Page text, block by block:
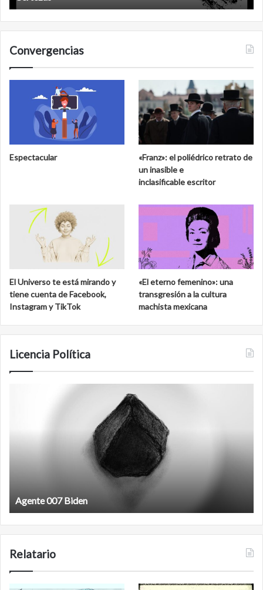
Convergencias
Espectacular
«Franz»: el poliédrico retrato de
un inasible e
inclasificable escritor
El Universo te está mirando y
tiene cuenta de Facebook,
Instagram y TikTok
«El eterno femenino»: una
transgresión a la cultura
machista mexicana
Licencia Política
Agente 007 Biden
Relatario